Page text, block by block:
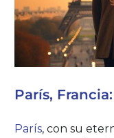
París,
París, con su